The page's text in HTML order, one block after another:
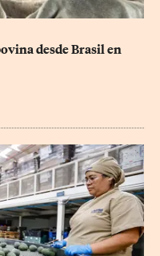
desde Brasil en